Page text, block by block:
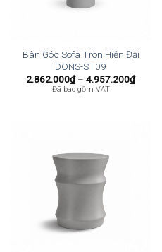
Bàn Góc Sofa Tròn Hiện Đại
DONS-ST09
2.862.000₫ – 4.957.200₫Khoảng
giá:
Đã bao gồm VAT